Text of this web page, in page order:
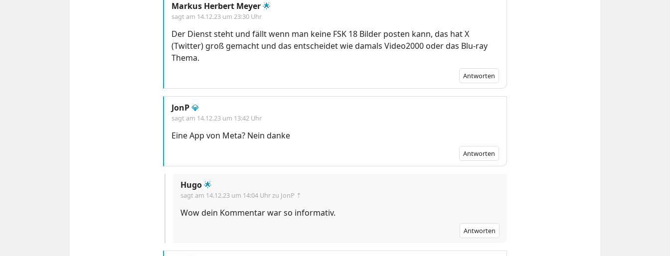
Markus Herbert Meyer🌟
sagt am 14.12.23 um 23:30 Uhr
Der Dienst steht und fällt wenn man keine FSK 18 Bilder posten kann, das hat X
(Twitter) groß gemacht und das entscheidet wie damals Video2000 oder das Blu-ray
Thema.
Antworten
JonP💎
sagt am 14.12.23 um 13:42 Uhr
Eine App von Meta? Nein danke
Antworten
Hugo🌟
sagt am 14.12.23 um 14:04 Uhrzu JonP ⇡
Wow dein Kommentar war so informativ.
Antworten